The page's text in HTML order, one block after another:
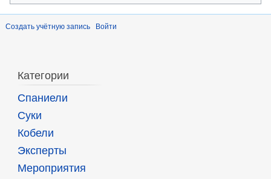
Создать учётную запись Войти
Категории
Спаниели
Суки
Кобели
Эксперты
Мероприятия